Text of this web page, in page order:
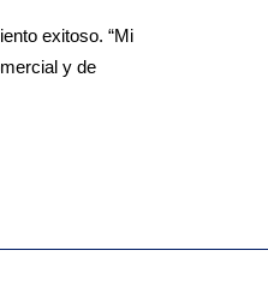
exitoso. “Mi
y de